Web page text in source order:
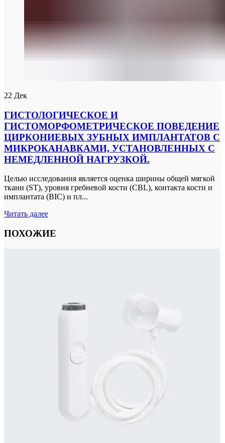
22 Дек
ГИСТОЛОГИЧЕСКОЕ И
ГИСТОМОРФОМЕТРИЧЕСКОЕ ПОВЕДЕНИЕ
ЦИРКОНИЕВЫХ ЗУБНЫХ ИМПЛАНТАТОВ С
МИКРОКАНАВКАМИ, УСТАНОВЛЕННЫХ С
НЕМЕДЛЕННОЙ НАГРУЗКОЙ.
Целью исследования является оценка ширины общей мягкой
ткани (ST), уровня гребневой кости (CBL), контакта кости и
имплантата (BIC) и пл...
Читать далее
ПОХОЖИЕ